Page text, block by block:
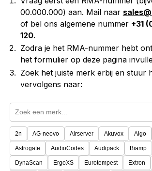
00.000.000) aan. Mail naar
of bel ons algemene nummer +31
120.
Zodra je het RMA-nummer hebt
het formulier op deze pagina
Zoek het juiste merk erbij en stuur
vervolgens naar:
2n AG-neovo Airserver Akuvox Algo
Astrogate AudioCodes Audipack Biamp
DynaScan ErgoXS Eurotempest Extron